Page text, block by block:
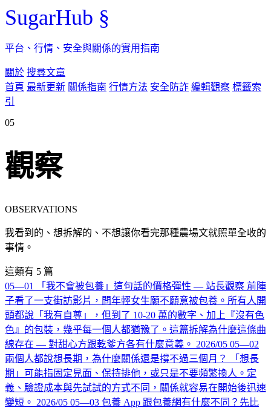
SugarHub §
平台、行情、安全與關係的實用指南
關於 搜尋文章
首頁 最新更新 關係指南 行情方法 安全防詐 編輯觀察 標籤索
引
05
觀察
OBSERVATIONS
我看到的、想拆解的、不想讓你看完那種農場文就照單全收的
事情。
這類有 5 篇
05—01
「我不會被包養」這句話的價格彈性 — 站長觀察 前陣
子看了一支街訪影片，問年輕女生願不願意被包養。所有人開
頭都說「我有自尊」，但到了 10-20 萬的數字、加上『沒有色
色』的包裝，幾乎每一個人都猶豫了。這篇拆解為什麼這條曲
線存在 — 對甜心方跟乾爹方各有什麼意義。 2026/05 05—02
兩個人都說想長期，為什麼關係還是撐不過三個月？
「想長
期」可能指固定見面、保持排他，或只是不要頻繁換人。定
義、驗證成本與先試試的方式不同，關係就容易在開始後迅速
變短。 2026/05 05—03 包養 App 跟包養網有什麼不同？先比